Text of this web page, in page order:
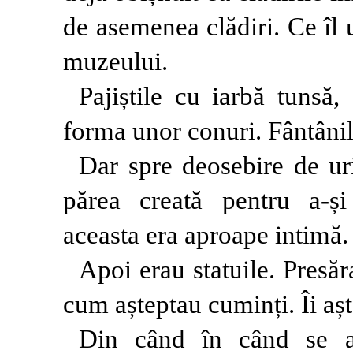
de asemenea clădiri. Ce
muzeului.
Pajiștile cu iarbă tunsă,
forma unor conuri.
Dar spre deosebire de
părea creată pentru a-
aceasta era aproape intimă.
Apoi erau statuile.
cum așteptau cuminți. Îi
Din când în când se